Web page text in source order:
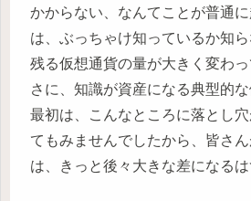
かからない、なんてことが普通
は、ぶっちゃけ知っているか知
残る仮想通貨の量が大きく変わ
さに、知識が資産になる典型的
最初は、こんなところに落とし
てもみませんでしたから、皆さ
は、きっと後々大きな差になるは